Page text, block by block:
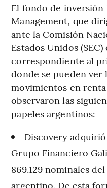
El fondo de inversión
Management, que
ante la Comisión
Estados Unidos
correspondiente al
donde se pueden ver
movimientos en
observaron las
papeles argentinos:
Discovery
Grupo Financiero
869.129 nominales
argentino. De esta